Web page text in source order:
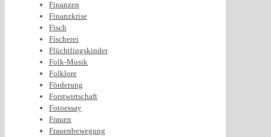
Finanzen
Finanzkrise
Fisch
Fischerei
Flüchtlingskinder
Folk-Musik
Folklore
Förderung
Forstwirtschaft
Fotoessay
Frauen
Frauenbewegung